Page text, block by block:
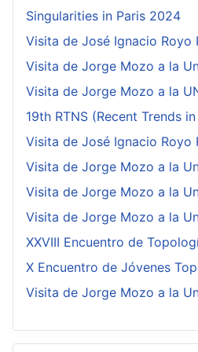
Singularities in Paris 2024
Visita de José Ignacio
Visita de Jorge Mozo a la
Visita de Jorge Mozo a la
19th RTNS (Recent Trends
Visita de José Ignacio
Visita de Jorge Mozo a la
Visita de Jorge Mozo a la
Visita de Jorge Mozo a la
XXVIII Encuentro de
X Encuentro de Jóvenes
Visita de Jorge Mozo a la